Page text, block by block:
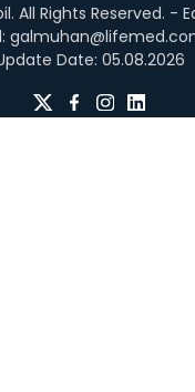
All Rights Reserved. -
Date: 05.08.2026